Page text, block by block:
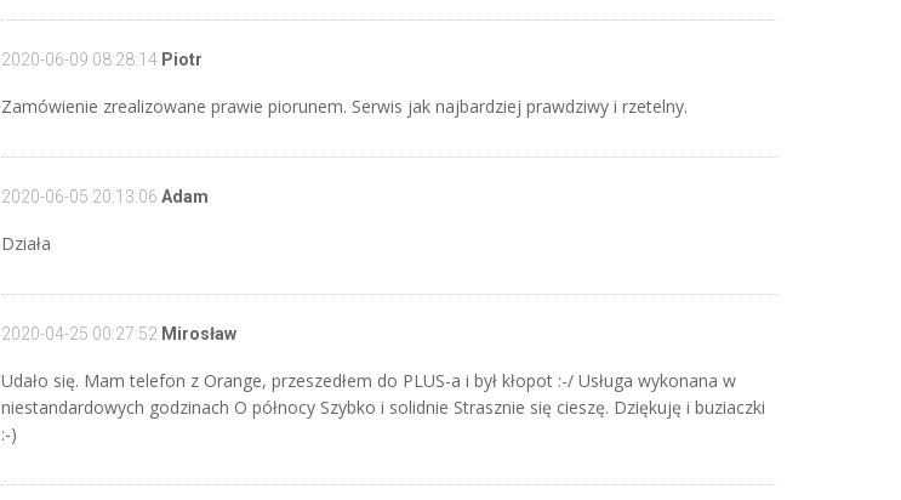
2020-06-09 08:28:14Piotr
Zamówienie zrealizowane prawie piorunem. Serwis jak najbardziej prawdziwy i rzetelny.
2020-06-05 20:13:06 Adam
Działa
2020-04-25 00:27:52 Mirosław
Udało się. Mam telefon z Orange, przeszedłem do PLUS-a i był kłopot :-/ Usługa wykonana w
niestandardowych godzinach O północy Szybko i solidnie Strasznie się cieszę. Dziękuję i buziaczki
:-)